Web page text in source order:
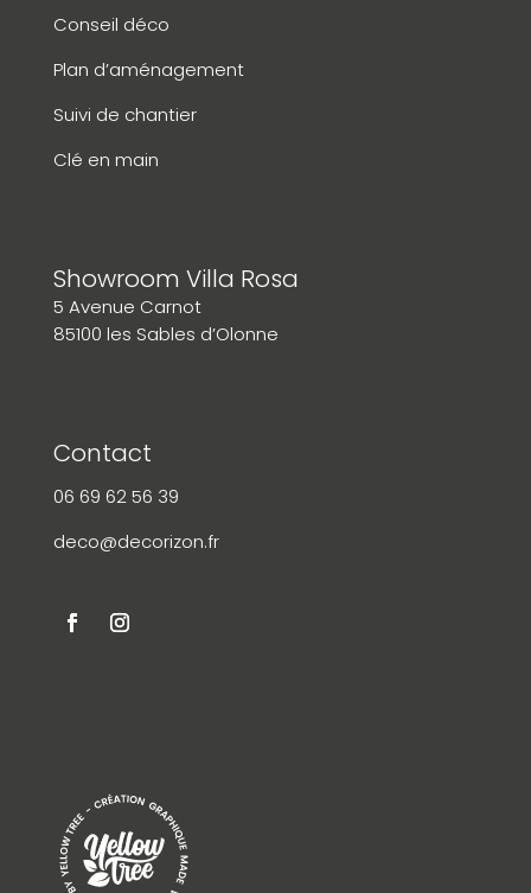
Conseil déco
Plan d’aménagement
Suivi de chantier
Clé en main
Showroom Villa Rosa
5 Avenue Carnot
85100 les Sables d’Olonne
Contact
06 69 62 56 39
deco@decorizon.fr